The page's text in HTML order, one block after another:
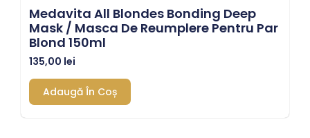
Medavita All Blondes Bonding Deep
Mask / Masca De Reumplere Pentru Par
Blond 150ml
135,00 lei
Adaugă În Coș